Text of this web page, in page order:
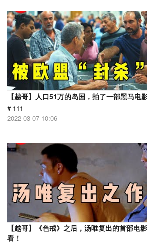
【越哥】人口51万的岛国，拍了一部黑马电
# 111
2022-03-07 10:06
【越哥】《色戒》之后，汤唯复出的首部电
看！